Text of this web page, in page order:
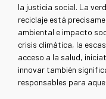
la justicia social. La
reciclaje está
ambiental e impacto
crisis climática, la
acceso a la salud,
innovar también
responsables para